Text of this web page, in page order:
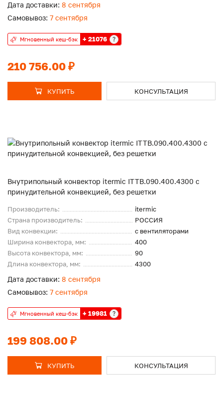
210 756.00 ₽
Дата доставки: 8 сентября
Самовывоз: 7 сентября
Мгновенный кеш-бэк + 21076 ?
КУПИТЬ КОНСУЛЬТАЦИЯ
Внутрипольный конвектор itermic ITTB.090.400.4300 с
принудительной конвекцией, без решетки
Производитель:
itermic
Страна производитель:
РОССИЯ
Вид конвекции:
с вентиляторами
Ширина конвектора, мм:
400
Высота конвектора, мм:
90
Длина конвектора, мм:
4300
199 808.00 ₽
Дата доставки: 8 сентября
Самовывоз: 7 сентября
Мгновенный кеш-бэк + 19981 ?
КУПИТЬ КОНСУЛЬТАЦИЯ